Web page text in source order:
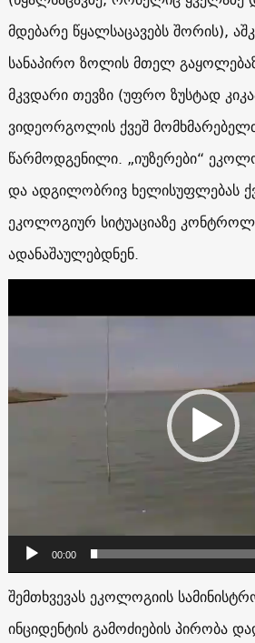
მდებარე წყალსაცავებს შორის),
სანაპირო ზოლის მთელ
მკვდარი თევზი (უფრო ზუსტად
ვიდეორგოლის ქვეშ
წარმოდგენილი. „იუზერები“
და ადგილობრივ ხელისუფლებას
ეკოლოგიურ სიტუაციაზე
ადანაშაულებდნენ.
დამკვრელი
00:00
შემთხვევას ეკოლოგიის
ინციდენტის გამოძიების პირობა